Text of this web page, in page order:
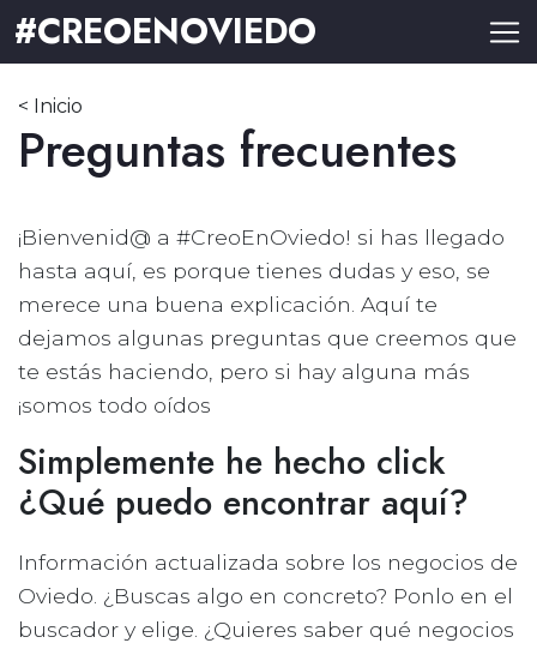
#CREOENOVIEDO
< Inicio
Preguntas frecuentes
¡Bienvenid@ a #CreoEnOviedo! si has llegado
hasta aquí, es porque tienes dudas y eso, se
merece una buena explicación. Aquí te
dejamos algunas preguntas que creemos que
te estás haciendo, pero si hay alguna más
¡somos todo oídos
Simplemente he hecho click
¿Qué puedo encontrar aquí?
Información actualizada sobre los negocios de
Oviedo. ¿Buscas algo en concreto? Ponlo en el
buscador y elige. ¿Quieres saber qué negocios